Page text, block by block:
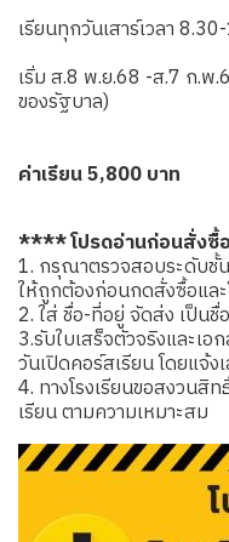
เรียนทุกวันเสาร์เวลา
เริ่ม ส.8 พ.ย.68 -ส.7 ก.พ
ของรัฐบาล)
ค่าเรียน 5,800 บาท
**** โปรดอ่านก่อนสั่ง
1. กรุณาตรวจสอบระดับชั้
ให้ถูกต้องก่อนกดสั่งซื้อและ
2. ใส่ ชื่อ-ที่อยู่ จัดส่ง เป็นชื่
3.รับใบเสร็จตัวจริงและเอ
วันเปิดคอร์สเรียน โดยแจ้ง
4. ทางโรงเรียนขอสงวนสิ
เรียน ตามความเหมาะสม